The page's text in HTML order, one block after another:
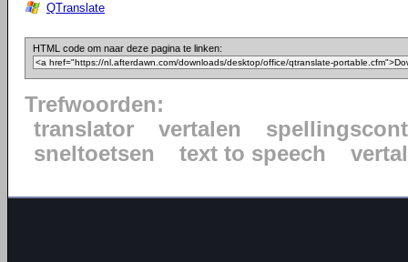
QTranslate
HTML code om naar deze pagina te linken:
Trefwoorden:
translator
vertalen
sneltoetsen
text to speech